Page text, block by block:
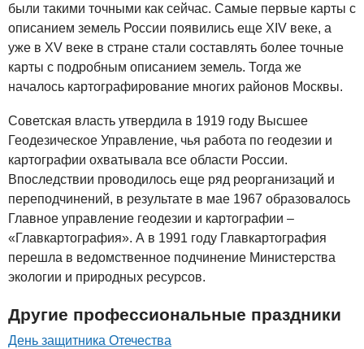
были такими точными как сейчас. Самые первые карты с
описанием земель России появились еще XIV веке, а
уже в XV веке в стране стали составлять более точные
карты с подробным описанием земель. Тогда же
началось картографирование многих районов Москвы.
Советская власть утвердила в 1919 году Высшее
Геодезическое Управление, чья работа по геодезии и
картографии охватывала все области России.
Впоследствии проводилось еще ряд реорганизаций и
переподчинений, в результате в мае 1967 образовалось
Главное управление геодезии и картографии –
«Главкартография». А в 1991 году Главкартография
перешла в ведомственное подчинение Министерства
экологии и природных ресурсов.
Другие профессиональные праздники
День защитника Отечества